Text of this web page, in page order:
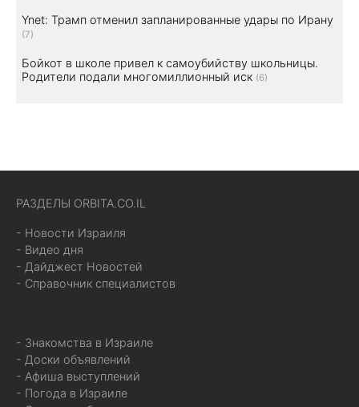
Ynet: Трамп отменил запланированные удары по Ирану
(7)
Бойкот в школе привел к самоубийству школьницы.
Родители подали многомиллионный иск (6)
РАЗДЕЛЫ ORBITA.CO.IL
- Новости Израиля
- Видео дня
- Дайджест Новостей
- Справочник специалистов
- Знакомства в Израиле
- Доски объявлений
- Афиша выступлений
- Погода в Израиле